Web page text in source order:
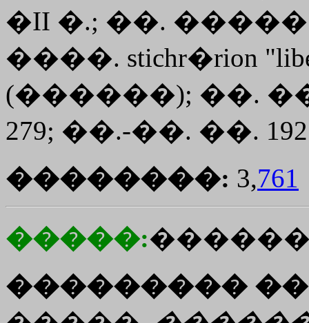
�II �.; ��. �����.
����. stichr�rion
(������); ��.
279; ��.-��. ��.
��������: 3,761
�����:
���������